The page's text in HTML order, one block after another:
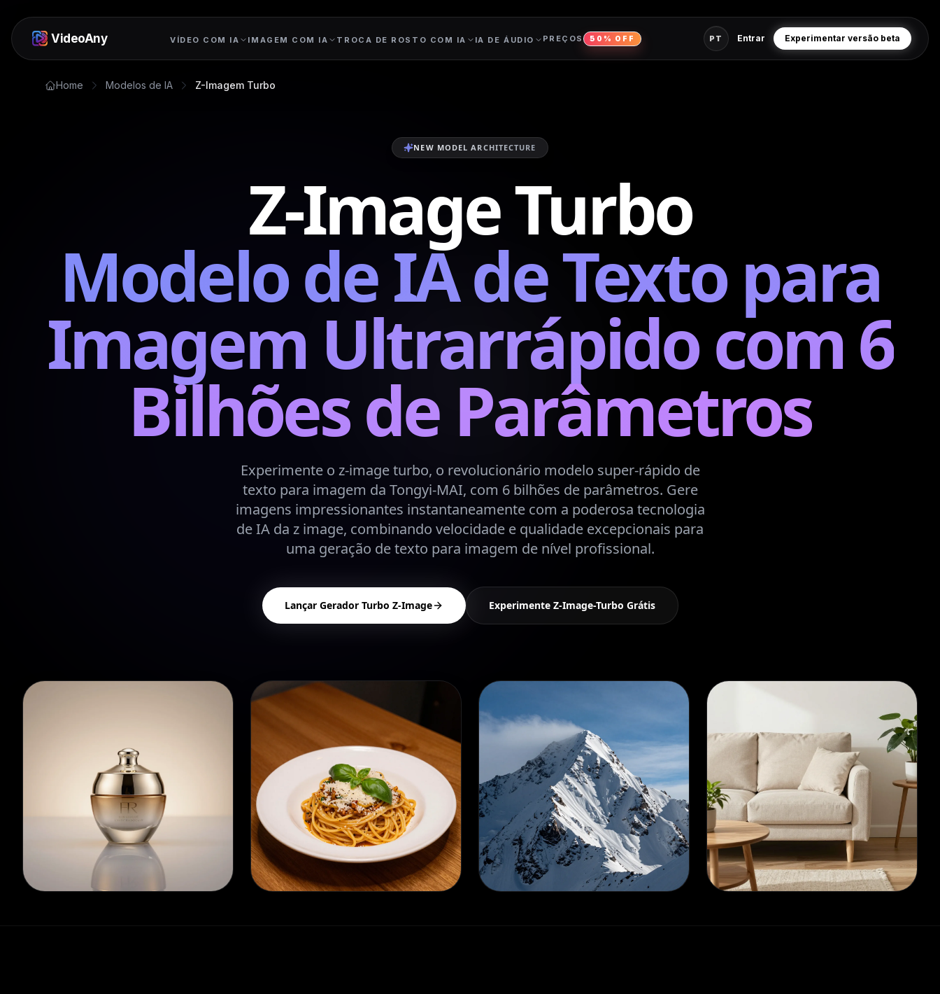
VideoAny VÍDEO COM IA IMAGEM COM IA TROCA DE ROSTO COM IA IA DE ÁUDIO PREÇOS 50% OFF PT Entrar Experimentar versão beta
Home Modelos de IA Z-Imagem Turbo
NEW MODEL ARCHITECTURE
Z-Image Turbo
Modelo de IA de Texto para
Imagem Ultrarrápido com 6
Bilhões de Parâmetros
Experimente o z-image turbo, o revolucionário modelo super-rápido de
texto para imagem da Tongyi-MAI, com 6 bilhões de parâmetros. Gere
imagens impressionantes instantaneamente com a poderosa tecnologia
de IA da z image, combinando velocidade e qualidade excepcionais para
uma geração de texto para imagem de nível profissional.
Lançar Gerador Turbo Z-Image Experimente Z-Image-Turbo Grátis